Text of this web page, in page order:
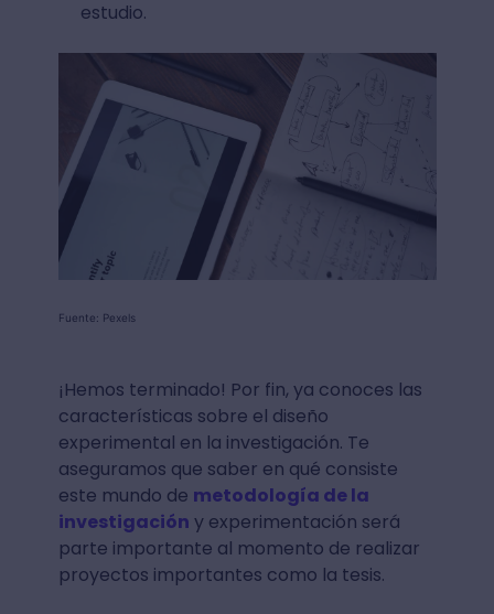
estudio.
Fuente: Pexels
¡Hemos terminado! Por fin, ya conoces las
características sobre el diseño
experimental en la investigación. Te
aseguramos que saber en qué consiste
este mundo de metodología de la
investigación y experimentación será
parte importante al momento de realizar
proyectos importantes como la tesis.